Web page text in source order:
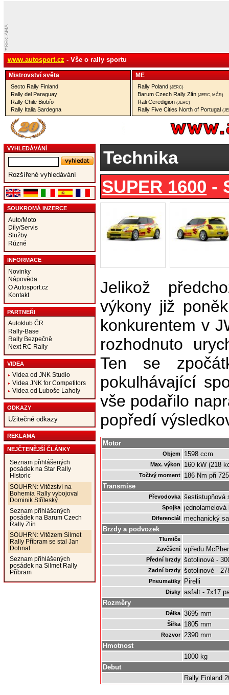
www.autosport.cz - Vše o rally sportu
Mistrovství­ světa
Secto Rally Finland
Rally del Paraguay
Rally Chile Biobío
Rally Italia Sardegna
ME
Rally Poland (JERC)
Barum Czech Rally Zlín (JERC, MČR)
Rali Ceredigion (JERC)
Rally Five Cities North of Portugal
VYHLEDÁVÁNÍ
Rozšířené vyhledávání
SOUKROMÁ INZERCE
Auto/Moto
Díly/Servis
Služby
Různé
INFORMACE
Novinky
Nápověda
O Autosport.cz
Kontakt
PARTNEŘI
Autoklub ČR
Rally-Base
Rally Bezpečně
Next RC Rally
VIDEA
Videa od JNK Studio
Videa JNK for Competitors
Videa od Luboše Laholy
ODKAZY
Užitečné odkazy
REKLAMA
NEJČTENĚJŠÍ ČLÁNKY
Seznam přihlášených
posádek na Star Rally
Historic
SOUHRN: Vítězství na
Bohemia Rally vybojoval
Dominik Stříteský
Seznam přihlášených
posádek na Barum Czech
Rally Zlín
SOUHRN: Vítězem Silmet
Rally Příbram se stal Jan
Dohnal
Seznam přihlášených
posádek na Silmet Rally
Příbram
Technika
SUPER 1600 -
Jelikož
výkony již
konkurentem v
rozhodnuto
Ten se
pokulhávající
vše podařilo
popředí
Motor
Objem 1598 ccm
Max. výkon 160 kW (218
Točivý moment
186 Nm při
Transmise
Převodovka šestistupňová
Spojka
Diferenciál mechanický
Brzdy a podvozek
Tlumiče
Zavěšení vpředu
Přední brzdy šotolinové -
Zadní brzdy šotolinové -
Pneumatiky Pirelli
Disky asfalt - 7x17
Rozměry
Délka 3695 mm
Šířka 1805 mm
Rozvor 2390 mm
Hmotnost
1000 kg
Debut
Rally Finland